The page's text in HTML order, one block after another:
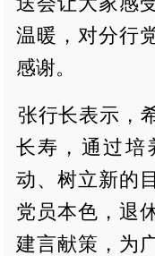
温暖，对分行
感谢。
张行长表示，
长寿，通过培
动、树立新的
党员本色，退
建言献策，为